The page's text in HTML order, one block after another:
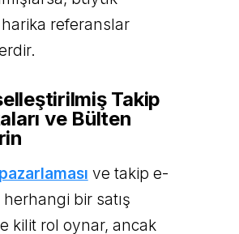
referanslar
Takip
ve Bülten
ve takip e-
herhangi bir satış
kilit rol oynar, ancak